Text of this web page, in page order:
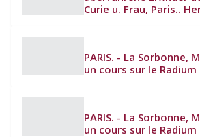
Curie u. Frau, Paris..
PARIS. - La Sorbonne,
un cours sur le Radium
PARIS. - La Sorbonne,
un cours sur le Radium